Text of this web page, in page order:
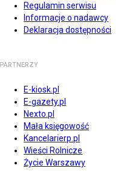
Regulamin serwisu
Informacje o nadawcy
Deklaracja dostępności
PARTNERZY
E-kiosk.pl
E-gazety.pl
Nexto.pl
Mała księgowość
Kancelarierp.pl
Wieści Rolnicze
Życie Warszawy